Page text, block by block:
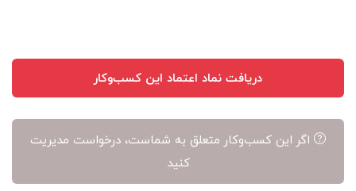
دریافت نماد اعتماد این کسب‌وکار
اگر این کسب‌وکار متعلق به شماست، درخواست مدیریت
کنید